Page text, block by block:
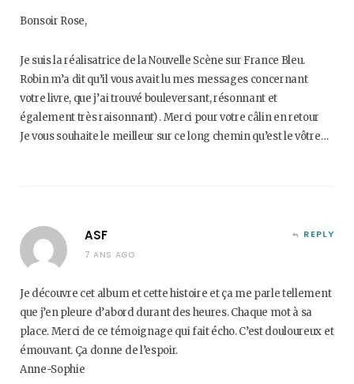
Bonsoir Rose,
Je suis la réalisatrice de la Nouvelle Scène sur France Bleu.
Robin m’a dit qu’il vous avait lu mes messages concernant
votre livre, que j’ai trouvé bouleversant, résonnant et
également très raisonnant) . Merci pour votre câlin en retour
Je vous souhaite le meilleur sur ce long chemin qu’est le vôtre…
ASF
7 ANS AGO
REPLY
Je découvre cet album et cette histoire et ça me parle tellement
que j’en pleure d’abord durant des heures. Chaque mot à sa
place. Merci de ce témoignage qui fait écho. C’est douloureux et
émouvant. Ça donne de l’espoir.
Anne-Sophie